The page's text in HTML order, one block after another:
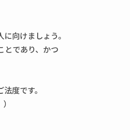
向けましょう。
とであり、かつ
度です。